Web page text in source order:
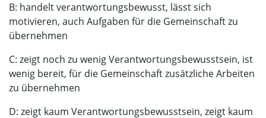
B: handelt verantwortungsbewusst, lässt sich
motivieren, auch Aufgaben für die Gemeinschaft zu
übernehmen
C: zeigt noch zu wenig Verantwortungsbewusstsein, ist
wenig bereit, für die Gemeinschaft zusätzliche Arbeiten
zu übernehmen
D: zeigt kaum Verantwortungsbewusstsein, zeigt kaum